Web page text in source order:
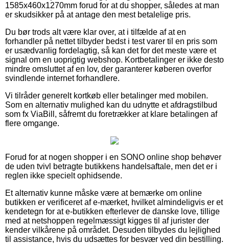
1585x460x1270mm forud for at du shopper, således at man
er skudsikker på at antage den mest betalelige pris.
Du bør trods alt være klar over, at i tilfælde af at en
forhandler på nettet tilbyder bedst i test varer til en pris som
er usædvanlig fordelagtig, så kan det for det meste være et
signal om en uoprigtig webshop. Kortbetalinger er ikke desto
mindre omsluttet af en lov, der garanterer køberen overfor
svindlende internet forhandlere.
Vi tilråder generelt kortkøb eller betalinger med mobilen.
Som en alternativ mulighed kan du udnytte et afdragstilbud
som fx ViaBill, såfremt du foretrækker at klare betalingen af
flere omgange.
Forud for at nogen shopper i en SONO online shop behøver
de uden tvivl betragte butikkens handelsaftale, men det er i
reglen ikke specielt ophidsende.
Et alternativ kunne måske være at bemærke om online
butikken er verificeret af e-mærket, hvilket almindeligvis er et
kendetegn for at e-butikken efterlever de danske love, tillige
med at netshoppen regelmæssigt kigges til af jurister der
kender vilkårene på området. Desuden tilbydes du lejlighed
til assistance, hvis du udsættes for besvær ved din bestilling.